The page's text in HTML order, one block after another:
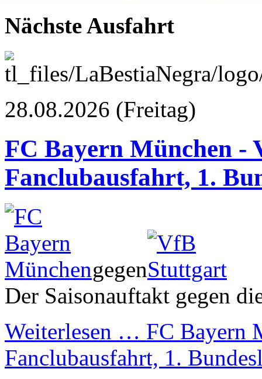
Nächste Ausfahrt
28.08.2026 (Freitag)
FC Bayern München -
Fanclubausfahrt, 1.
gegen
Der Saisonauftakt gegen
Weiterlesen … FC Bayern
Fanclubausfahrt, 1.